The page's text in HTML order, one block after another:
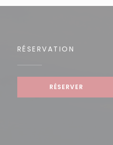
fenêtre))
RÉSERVATION
RÉSERVER